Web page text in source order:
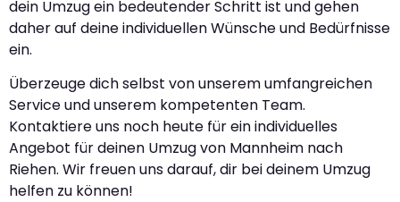
dein Umzug ein bedeutender Schritt ist und gehen
daher auf deine individuellen Wünsche und Bedürfnisse
ein.
Überzeuge dich selbst von unserem umfangreichen
Service und unserem kompetenten Team.
Kontaktiere uns noch heute für ein individuelles
Angebot für deinen Umzug von Mannheim nach
Riehen. Wir freuen uns darauf, dir bei deinem Umzug
helfen zu können!